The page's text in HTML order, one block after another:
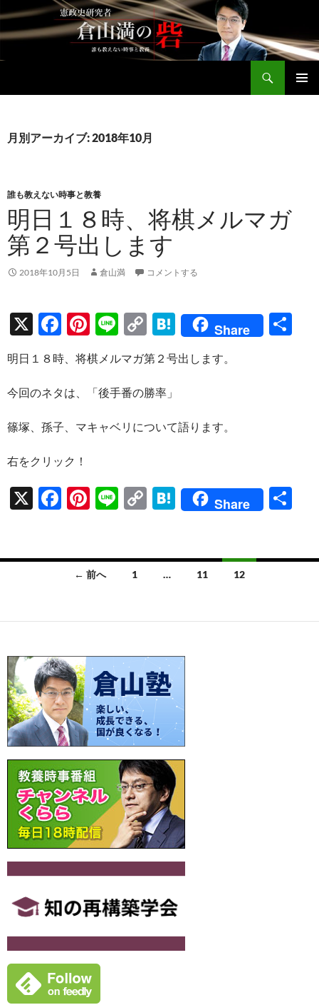
テ
ン
へ
ッ
月別アーカイブ: 2018年10月
誰も教えない時事と教養
明日１８時、将棋メルマガ
第２号出します
2018年10月5日 倉山満 コメントする
X
F
ac
e
b
o
o
k
Pi
nt
er
es
t
Li
e
C
o
p
y
n
H
at
e
a
Share
明日１８時、将棋メルマガ第２号出します。
今回のネタは、「後手番の勝率」
篠塚、孫子、マキャベリについて語ります。
右をクリック！
X
F
b
Pi
es
Li
C
y
H
n
Share
ナ
ゲ
ー
シ
ョ
ン
← 前へ 1 … 11 12